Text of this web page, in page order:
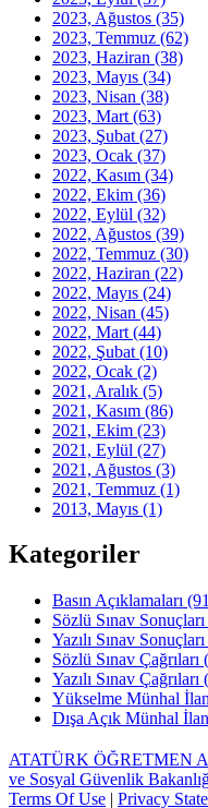
2023, Ağustos (35)
2023, Temmuz (62)
2023, Haziran (38)
2023, Mayıs (34)
2023, Nisan (38)
2023, Mart (63)
2023, Şubat (27)
2023, Ocak (37)
2022, Kasım (34)
2022, Ekim (36)
2022, Eylül (32)
2022, Ağustos (39)
2022, Temmuz (30)
2022, Haziran (22)
2022, Mayıs (24)
2022, Nisan (45)
2022, Mart (44)
2022, Şubat (10)
2022, Ocak (2)
2021, Aralık (5)
2021, Kasım (86)
2021, Ekim (23)
2021, Eylül (27)
2021, Ağustos (3)
2021, Temmuz (1)
2013, Mayıs (1)
Kategoriler
Basın Açıklamaları
Sözlü Sınav Sonuçları
Yazılı Sınav Sonuçları
Sözlü Sınav Çağrıları
Yazılı Sınav Çağrıları
Yükselme Münhal
Dışa Açık Münhal
ATATÜRK ÖĞRETMEN
ve Sosyal Güvenlik
Terms Of Use | Privacy